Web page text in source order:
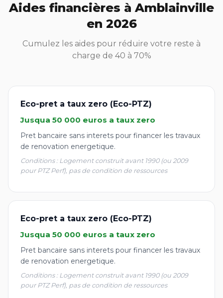
Aides financières à Amblainville
en 2026
Cumulez les aides pour réduire votre reste à
charge de 40 à 70%
Eco-pret a taux zero (Eco-PTZ)
Jusqua 50 000 euros a taux zero
Pret bancaire sans interets pour financer les travaux
de renovation energetique.
Conditions : Logement construit avant 1990 (ou 2009
pour PTZ Perf), pas de condition de ressources
Eco-pret a taux zero (Eco-PTZ)
Jusqua 50 000 euros a taux zero
Pret bancaire sans interets pour financer les travaux
de renovation energetique.
Conditions : Logement construit avant 1990 (ou 2009
pour PTZ Perf), pas de condition de ressources